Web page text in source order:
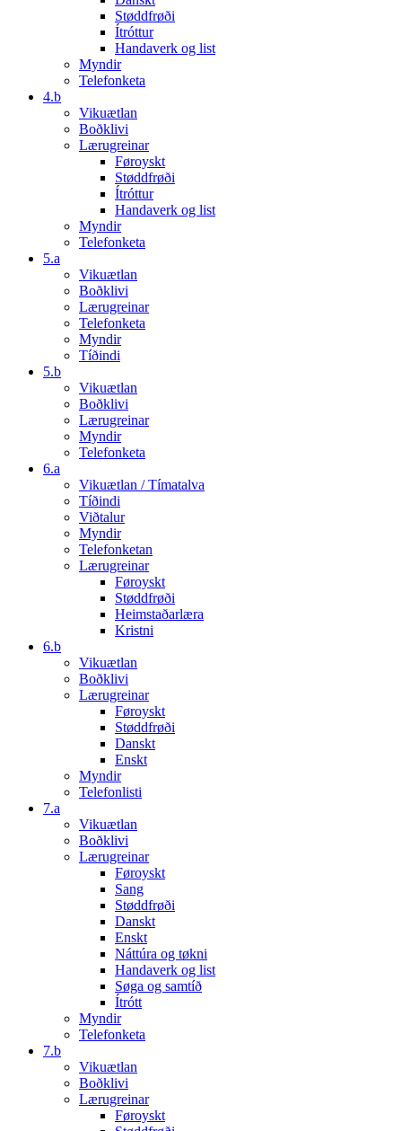
Støddfrøði
Ítróttur
Handaverk og list
Myndir
Telefonketa
4.b
Vikuætlan
Boðklivi
Lærugreinar
Føroyskt
Støddfrøði
Ítróttur
Handaverk og list
Myndir
Telefonketa
5.a
Vikuætlan
Boðklivi
Lærugreinar
Telefonketa
Myndir
Tíðindi
5.b
Vikuætlan
Boðklivi
Lærugreinar
Myndir
Telefonketa
6.a
Vikuætlan / Tímatalva
Tíðindi
Viðtalur
Myndir
Telefonketan
Lærugreinar
Føroyskt
Støddfrøði
Heimstaðarlæra
Kristni
6.b
Vikuætlan
Boðklivi
Lærugreinar
Føroyskt
Støddfrøði
Danskt
Enskt
Myndir
Telefonlisti
7.a
Vikuætlan
Boðklivi
Lærugreinar
Føroyskt
Sang
Støddfrøði
Danskt
Enskt
Náttúra og tøkni
Handaverk og list
Søga og samtíð
Ítrótt
Myndir
Telefonketa
7.b
Vikuætlan
Boðklivi
Lærugreinar
Føroyskt